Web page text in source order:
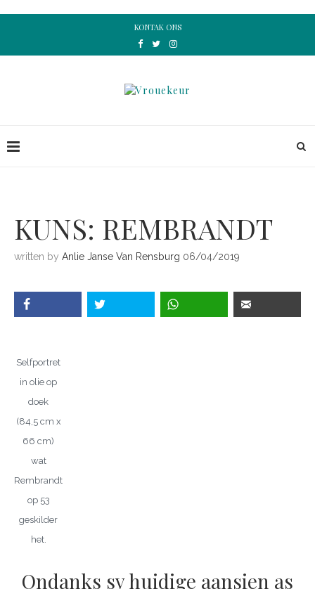
KONTAK ONS
KUNS: REMBRANDT
written by Anlie Janse Van Rensburg 06/04/2019
Selfportret
in olie op
doek
(84,5 cm x
66 cm)
wat
Rembrandt
op 53
geskilder
het.
Ondanks sy huidige aansien as